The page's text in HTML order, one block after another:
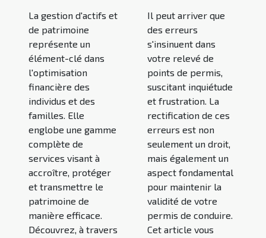
La gestion d'actifs et
de patrimoine
représente un
élément-clé dans
l'optimisation
financière des
individus et des
familles. Elle
englobe une gamme
complète de
services visant à
accroître, protéger
et transmettre le
patrimoine de
manière efficace.
Découvrez, à travers
Il peut arriver que
des erreurs
s'insinuent dans
votre relevé de
points de permis,
suscitant inquiétude
et frustration. La
rectification de ces
erreurs est non
seulement un droit,
mais également un
aspect fondamental
pour maintenir la
validité de votre
permis de conduire.
Cet article vous